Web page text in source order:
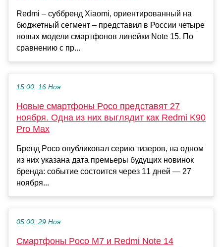
Redmi – суббренд Xiaomi, ориентированный на
бюджетный сегмент – представил в России четыре
новых модели смартфонов линейки Note 15. По
сравнению с пр...
15:00, 16 Ноя
Новые смартфоны Poco представят 27
ноября. Одна из них выглядит как Redmi K90
Pro Max
Бренд Poco опубликовал серию тизеров, на одном
из них указана дата премьеры будущих новинок
бренда: событие состоится через 11 дней — 27
ноября...
05:00, 29 Ноя
Смартфоны Poco M7 и Redmi Note 14